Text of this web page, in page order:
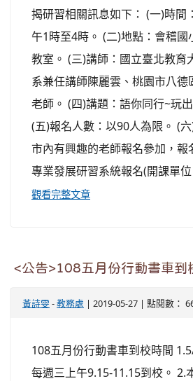
揭研習相關訊息如下： (一)時間
午1時至4時。 (二)地點：會稽國
教室。 (三)講師：國立臺北教育
系兼任講師陳麗雲、桃園市八德
老師。 (四)講題：語你同行~玩
(五)報名人數：以90人為限。 (
市內有興趣的老師報名參加，報
專業發展研習系統報名(開課單
觀看完整文章
<公告>108五月份行動書車到
黃詩雯 -教務處 | 2019-05-27 | 點閱數：
108五月份行動書車到校時間
每週三上午9.15-11.15到校。 2.